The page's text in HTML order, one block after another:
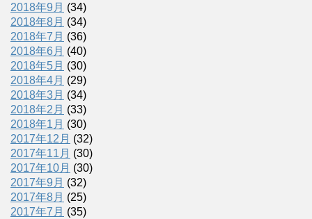
2018年9月 (34)
2018年8月 (34)
2018年7月 (36)
2018年6月 (40)
2018年5月 (30)
2018年4月 (29)
2018年3月 (34)
2018年2月 (33)
2018年1月 (30)
2017年12月 (32)
2017年11月 (30)
2017年10月 (30)
2017年9月 (32)
2017年8月 (25)
2017年7月 (35)